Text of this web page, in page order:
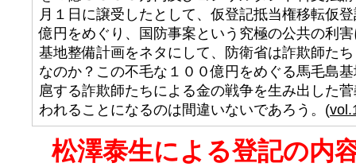
月１日に譲受したとして、仮登記抵当権移転仮
億円をめぐり、国防事案という究極の公共の利
基地整備計画をネタにして、防衛省は詐欺師た
なのか？この不毛な１００億円をめぐる馬毛島
扈する詐欺師たちによる金の戦争を生み出した
われることになるのは間違いないであろう。(
松澤泰生による登記の内